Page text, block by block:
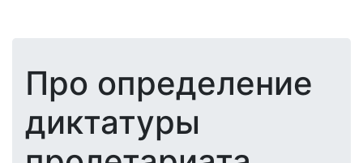
Про определение
диктатуры